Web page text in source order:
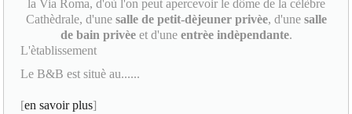
la Via Roma, d'où l'on peut apercevoir le dôme de la cèlèbre
Cathèdrale, d'une salle de petit-dèjeuner privèe, d'une salle
de bain privèeet d'une entrèe indèpendante.
L'ètablissement
Le B&B est situè au......
[en savoir plus]